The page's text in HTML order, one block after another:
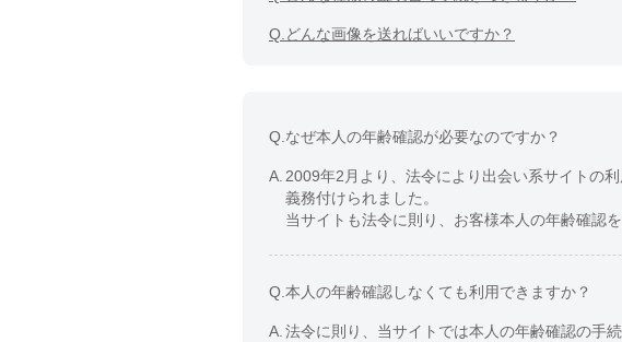
Q. どんな画像を送ればいいですか？
Q. なぜ本人の年齢確認が必要なのですか？
A. 2009年2月より、法令により出会い系サイトの
義務付けられました。
当サイトも法令に則り、お客様本人の年齢確認
Q. 本人の年齢確認しなくても利用できますか？
A. 法令に則り、当サイトでは本人の年齢確認の手